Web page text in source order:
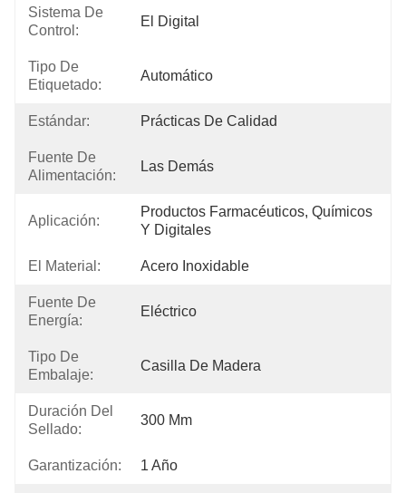
Sistema De
Control:
El Digital
Tipo De
Etiquetado:
Automático
Estándar: Prácticas De Calidad
Fuente De
Alimentación:
Las Demás
Aplicación:
Productos Farmacéuticos, Químicos
Y Digitales
El Material: Acero Inoxidable
Fuente De
Energía:
Eléctrico
Tipo De
Embalaje:
Casilla De Madera
Duración Del
Sellado:
300 Mm
Garantización: 1 Año